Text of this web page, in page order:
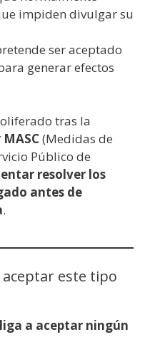
impiden divulgar su
ser aceptado
generar efectos
tras la
MASC(Medidas de
Público de
resolver los
antes de
.
aceptar este tipo
a aceptar ningún